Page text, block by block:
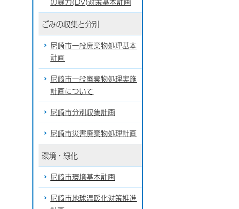
ごみの収集と分別
尼崎市一般廃棄物処理基本
計画
尼崎市一般廃棄物処理実施
計画について
尼崎市分別収集計画
尼崎市災害廃棄物処理計画
環境・緑化
尼崎市環境基本計画
尼崎市地球温暖化対策推進